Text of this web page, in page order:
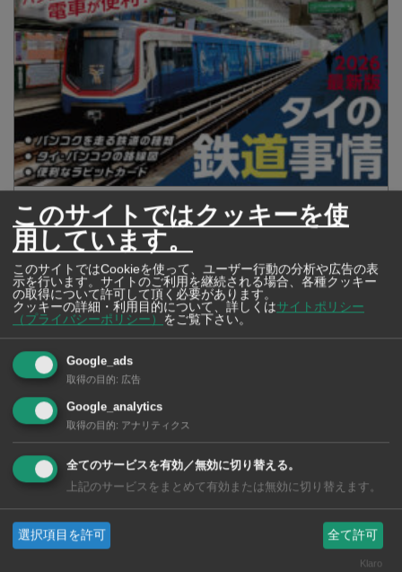
2026年版 タイの鉄道事情 電車でGO！
【タイ・バンコク】 マルシェトンロー内の「TOPS」で買える薬
2026年版
このサイトではクッキーを使
用しています。
このサイトではCookieを使って、ユーザー行動の分析や広告の表
示を行います。サイトのご利用を継続される場合、各種クッキー
の取得について許可して頂く必要があります。
クッキーの詳細・利用目的について、詳しくはサイトポリシー
（プライバシーポリシー）
をご覧下さい。
Google_ads
取得の目的: 広告
Google_analytics
取得の目的: アナリティクス
全てのサービスを有効／無効に切り替える。
上記のサービスをまとめて有効または無効に切り替えます。
選択項目を許可 全て許可
Klaro